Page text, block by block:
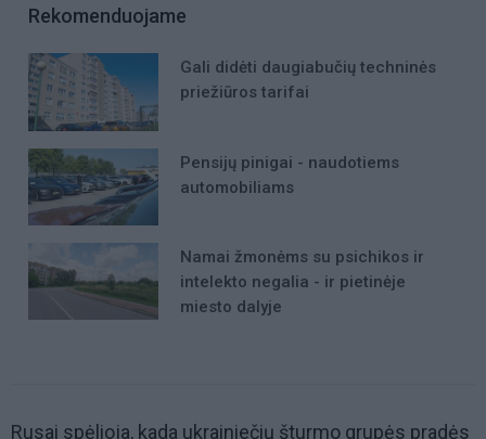
Rekomenduojame
Gali didėti daugiabučių techninės
priežiūros tarifai
Pensijų pinigai - naudotiems
automobiliams
Namai žmonėms su psichikos ir
intelekto negalia - ir pietinėje
miesto dalyje
Rusai spėlioja, kada ukrainiečių šturmo grupės pradės